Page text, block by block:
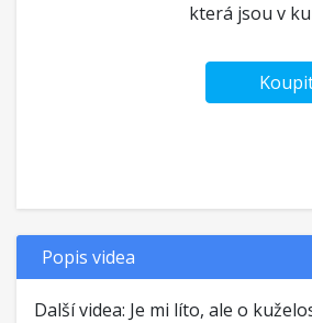
která jsou v
Popis videa
Další videa: Je mi líto, ale o